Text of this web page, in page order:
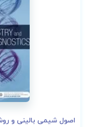
اصول شیمی بالینی و